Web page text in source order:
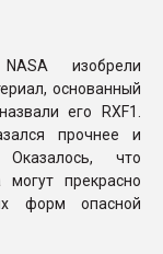
ПЕРЕЙТИ НА
изобрели
основанный
его RXF1.
прочнее и
что
могут прекрасно
форм опасной